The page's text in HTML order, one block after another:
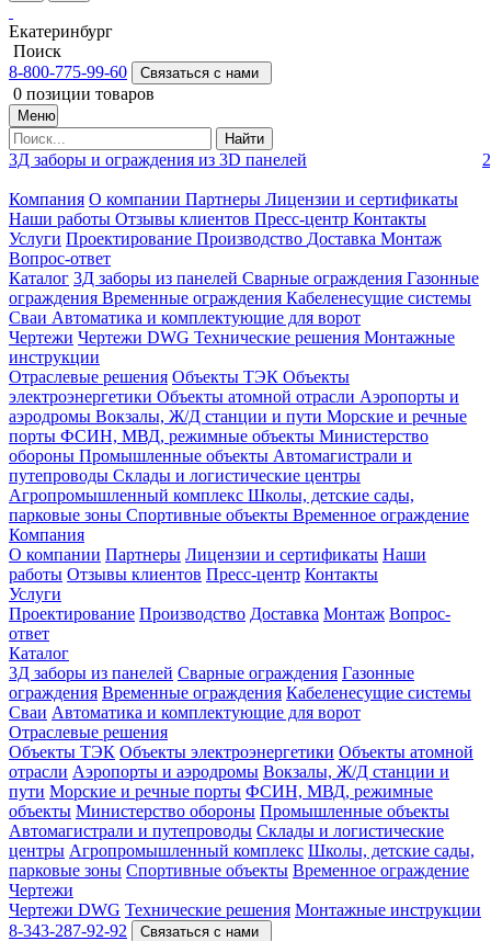
Екатеринбург
Поиск
8-800-775-99-60
Связаться с нами
0 позиции товаров
Меню
Найти
3Д заборы и ограждения из 3D панелей
Компания О компании Партнеры Лицензии и сертификаты
Наши работы Отзывы клиентов Пресс-центр Контакты
Услуги Проектирование Производство Доставка Монтаж
Вопрос-ответ
Каталог 3Д заборы из панелей Сварные ограждения Газонные
ограждения Временные ограждения Кабеленесущие системы
Cваи Автоматика и комплектующие для ворот
Чертежи Чертежи DWG Технические решения Монтажные
инструкции
Отраслевые решения Объекты ТЭК Объекты
электроэнергетики Объекты атомной отрасли Аэропорты и
аэродромы Вокзалы, Ж/Д станции и пути Морские и речные
порты ФСИН, МВД, режимные объекты Министерство
обороны Промышленные объекты Автомагистрали и
путепроводы Склады и логистические центры
Агропромышленный комплекс Школы, детские сады,
парковые зоны Спортивные объекты Временное ограждение
Компания
О компании Партнеры Лицензии и сертификаты Наши
работы Отзывы клиентов Пресс-центр Контакты
Услуги
Проектирование Производство Доставка Монтаж Вопрос-
ответ
Каталог
3Д заборы из панелей Сварные ограждения Газонные
ограждения Временные ограждения Кабеленесущие системы
Cваи Автоматика и комплектующие для ворот
Отраслевые решения
Объекты ТЭК Объекты электроэнергетики Объекты атомной
отрасли Аэропорты и аэродромы Вокзалы, Ж/Д станции и
пути Морские и речные порты ФСИН, МВД, режимные
объекты Министерство обороны Промышленные объекты
Автомагистрали и путепроводы Склады и логистические
центры Агропромышленный комплекс Школы, детские сады,
парковые зоны Спортивные объекты Временное ограждение
Чертежи
Чертежи DWG Технические решения Монтажные инструкции
8-343-287-92-92
Связаться с нами